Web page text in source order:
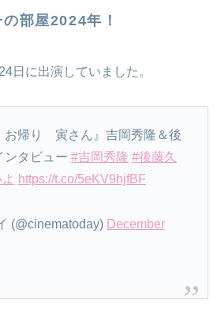
部屋2024年！
日に出演していました。
お帰り 寅さん』吉岡秀隆＆後
タビュー #吉岡秀隆 #後藤久
https://t.co/5eKV9hjfBF
(@cinematoday) December